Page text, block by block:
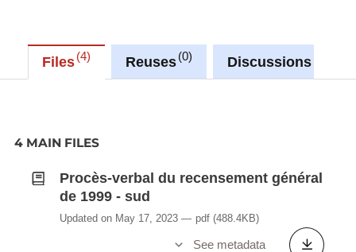
Files 4 Reuses 0 Discussions
4 MAIN FILES
Procès-verbal du recensement général
de 1999 - sud
Updated on May 17, 2023 pdf (488.4KB)
See metadata